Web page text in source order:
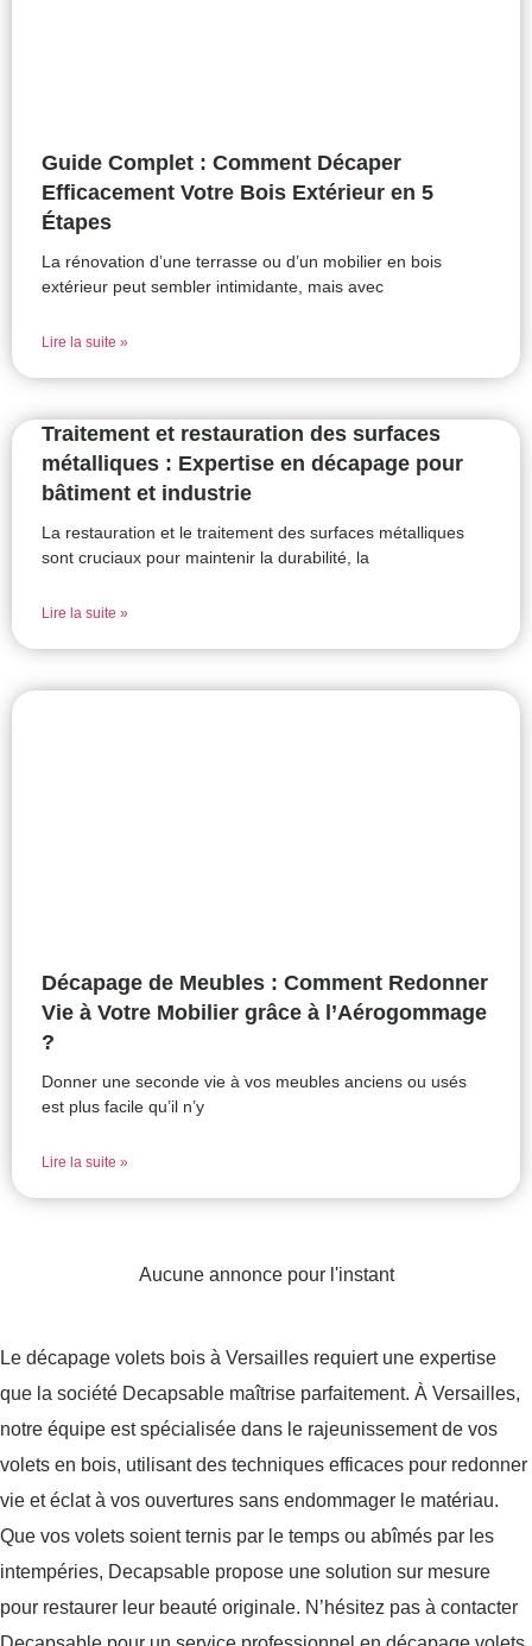
Guide Complet : Comment Décaper
Efficacement Votre Bois Extérieur en 5
Étapes
La rénovation d’une terrasse ou d’un mobilier en bois
extérieur peut sembler intimidante, mais avec
Lire la suite »
Traitement et restauration des surfaces
métalliques : Expertise en décapage pour
bâtiment et industrie
La restauration et le traitement des surfaces métalliques
sont cruciaux pour maintenir la durabilité, la
Lire la suite »
Décapage de Meubles : Comment Redonner
Vie à Votre Mobilier grâce à l’Aérogommage
?
Donner une seconde vie à vos meubles anciens ou usés
est plus facile qu’il n’y
Lire la suite »
Aucune annonce pour l'instant
Le décapage volets bois à Versailles requiert une expertise
que la société Decapsable maîtrise parfaitement. À Versailles,
notre équipe est spécialisée dans le rajeunissement de vos
volets en bois, utilisant des techniques efficaces pour redonner
vie et éclat à vos ouvertures sans endommager le matériau.
Que vos volets soient ternis par le temps ou abîmés par les
intempéries, Decapsable propose une solution sur mesure
pour restaurer leur beauté originale. N’hésitez pas à contacter